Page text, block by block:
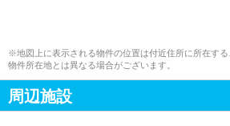
※地図上に表示される物件の位置は付近住所に所在す
物件所在地とは異なる場合がございます。
周辺施設